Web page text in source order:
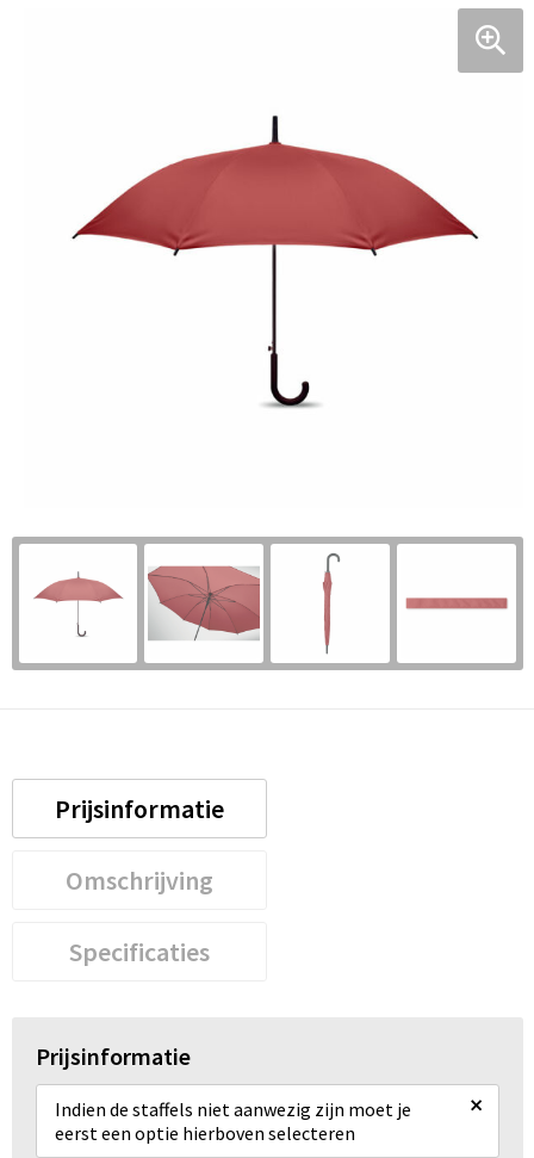
Prijsinformatie
Omschrijving
Specificaties
Prijsinformatie
Indien de staffels niet aanwezig zijn moet je
eerst een optie hierboven selecteren
×